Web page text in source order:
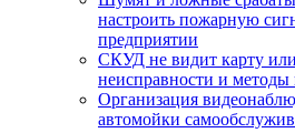
настроить пожарную
предприятии
СКУД не видит карту
неисправности и методы
Организация
автомойки